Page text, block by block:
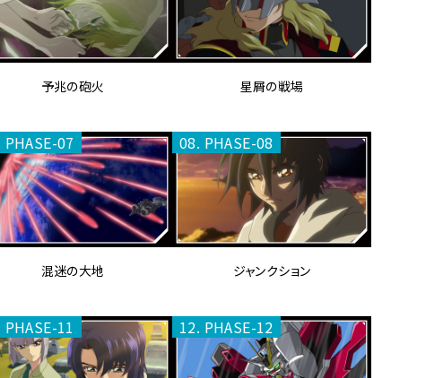
予兆の砲火 星屑の戦場
07
混迷の大地
08. PHASE-08
ジャンクション
PHASE-11 12. PHASE-12